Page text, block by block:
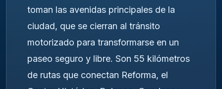
toman las avenidas principales de la
ciudad, que se cierran al tránsito
motorizado para transformarse en un
paseo seguro y libre. Son 55 kilómetros
de rutas que conectan Reforma, el